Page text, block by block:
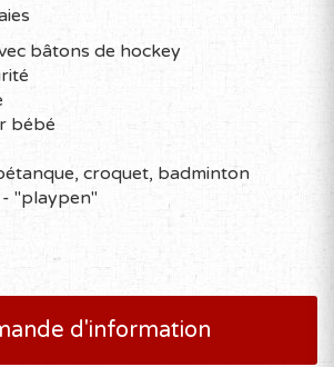
bâtons de hockey
bébé
croquet, badminton
"playpen"
d'information